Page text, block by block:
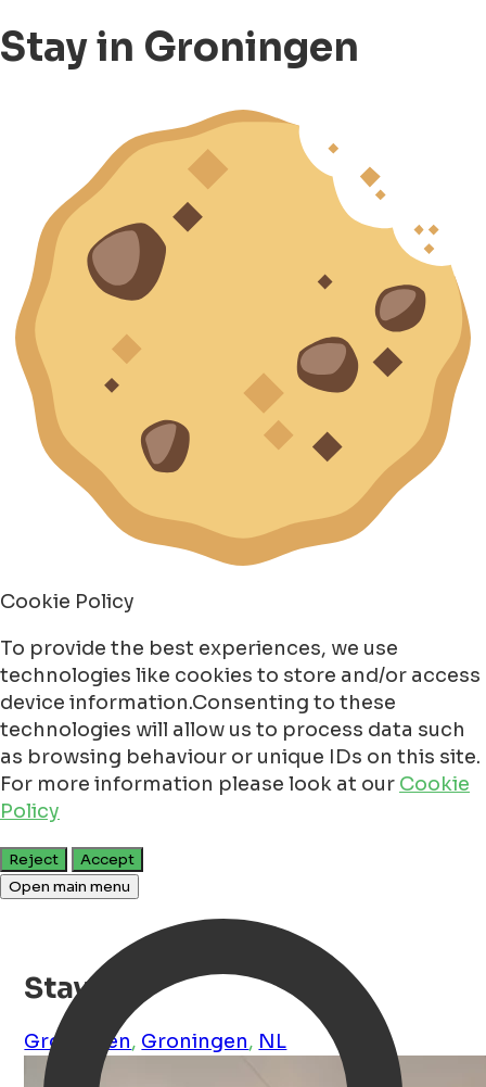
Stay in Groningen
Cookie Policy
To provide the best experiences, we use
technologies like cookies to store and/or access
device information.Consenting to these
technologies will allow us to process data such
as browsing behaviour or unique IDs on this site.
For more information please look at our Cookie
Policy
Reject
Accept
Open main menu
Stay 19
Groningen, Groningen, NL